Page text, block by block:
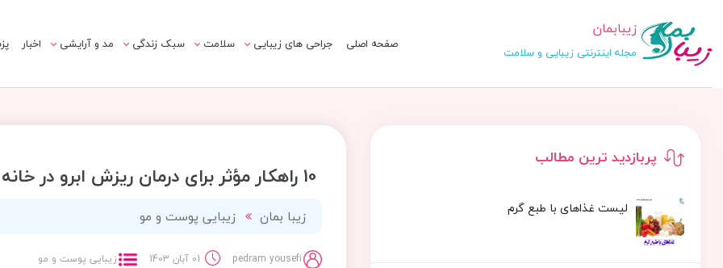
زیبابمان
مجله اینترنتی زیبایی و سلامت صفحه اصلی جراحی های زیبایی سلامت سبک زندگی مد و آرایشی اخبار
پربازدید ترین مطالب
لیست غذاهای با طبع گرم زیبا بمان زیبایی پوست و مو
pedram yousefi 01 آبان 1403 زیبایی پوست و مو